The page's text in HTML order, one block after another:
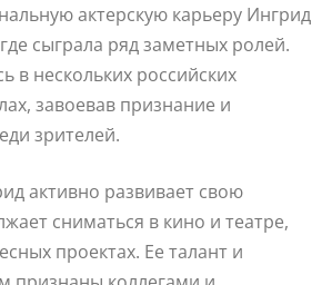
актерскую карьеру Ингрид
сыграла ряд заметных ролей.
в нескольких российских
завоевав признание и
зрителей.
активно развивает свою
сниматься в кино и театре,
проектах. Ее талант и